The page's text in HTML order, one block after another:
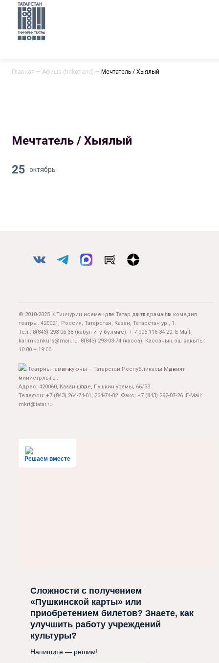
Главная — Афиша (ticketland) — Мечтатель / Хыялый
Мечтатель / Хыялый
25 октябрь
© 2010-2025 К.Тинчурин исемендәге Татар дәүләт драма һәм комедия
театры. 420021, Россия, Татарстан, Казан, Татарстан ур., 1.
Тел.: 8(843) 293-06-38 (кабул итү бүлмәсе), + 7 906 116 34 20. E-Mail:
karimkonkurs@mail.ru. 8(843) 293-03-74 (касса). Кассаның эш вакыты:
10:00 – 19:00.
Театрны гамәлгә куючы – Татарстан Республикасы Мәдәният
министрлыгы.
Адрес: 420060, Казан шәһәре, Пушкин урамы, 66/33
Телефон: +7 (843) 264-74-01, 264-74-02. Факс: +7 (843) 292-07-26. E-Mail:
mkrt@tatar.ru
Решаем вместе
Сложности с получением
«Пушкинской карты» или
приобретением билетов? Знаете, как
улучшить работу учреждений
культуры?
Напишите — решим!